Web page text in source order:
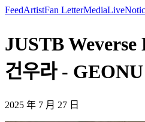
FeedArtistFan LetterMediaLive
JUSTB Weverse
건우라 - GEONU
2025 年 7 月 27 日